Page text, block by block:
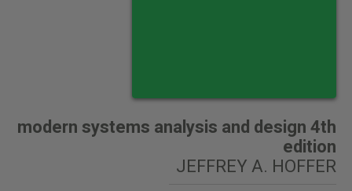
modern systems analysis and design 4th
edition
JEFFREY A. HOFFER